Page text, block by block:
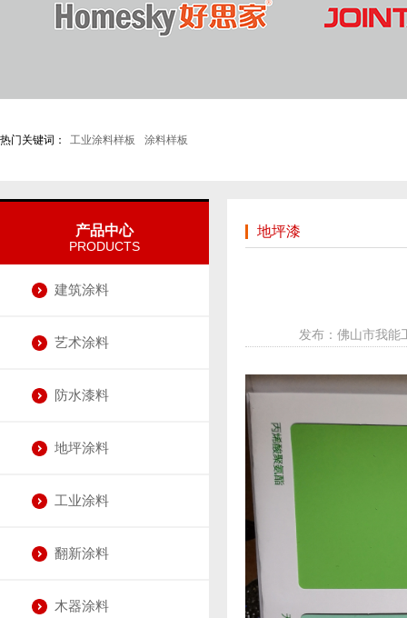
热门关键词： 工业涂料样板 涂料样板
产品中心
PRODUCTS
建筑涂料
艺术涂料
防水漆料
地坪涂料
工业涂料
翻新涂料
木器涂料
地坪漆
发布：佛山市我能